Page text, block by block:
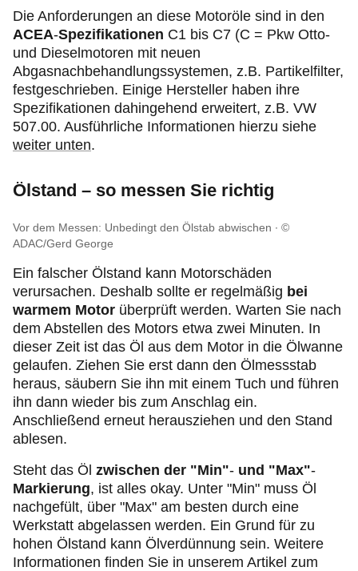
Die Anforderungen an diese Motoröle sind in den
ACEA-Spezifikationen C1 bis C7 (C = Pkw Otto-
und Dieselmotoren mit neuen
Abgasnachbehandlungssystemen, z.B. Partikelfilter,
festgeschrieben. Einige Hersteller haben ihre
Spezifikationen dahingehend erweitert, z.B. VW
507.00. Ausführliche Informationen hierzu siehe
weiter unten.
Ölstand – so messen Sie richtig
Vor dem Messen: Unbedingt den Ölstab abwischen
©
ADAC/Gerd George
Ein falscher Ölstand kann Motorschäden
verursachen. Deshalb sollte er regelmäßig bei
warmem Motor überprüft werden. Warten Sie nach
dem Abstellen des Motors etwa zwei Minuten. In
dieser Zeit ist das Öl aus dem Motor in die Ölwanne
gelaufen. Ziehen Sie erst dann den Ölmessstab
heraus, säubern Sie ihn mit einem Tuch und führen
ihn dann wieder bis zum Anschlag ein.
Anschließend erneut herausziehen und den Stand
ablesen.
Steht das Öl zwischen der "Min"- und "Max"-
Markierung, ist alles okay. Unter "Min" muss Öl
nachgefült, über "Max" am besten durch eine
Werkstatt abgelassen werden. Ein Grund für zu
hohen Ölstand kann Ölverdünnung sein. Weitere
Informationen finden Sie in unserem Artikel zum